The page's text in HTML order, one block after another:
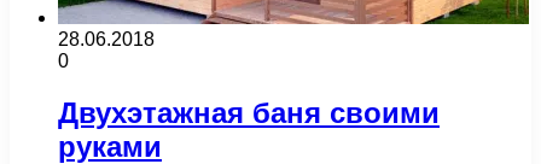
28.06.2018
0
Двухэтажная баня своими
руками